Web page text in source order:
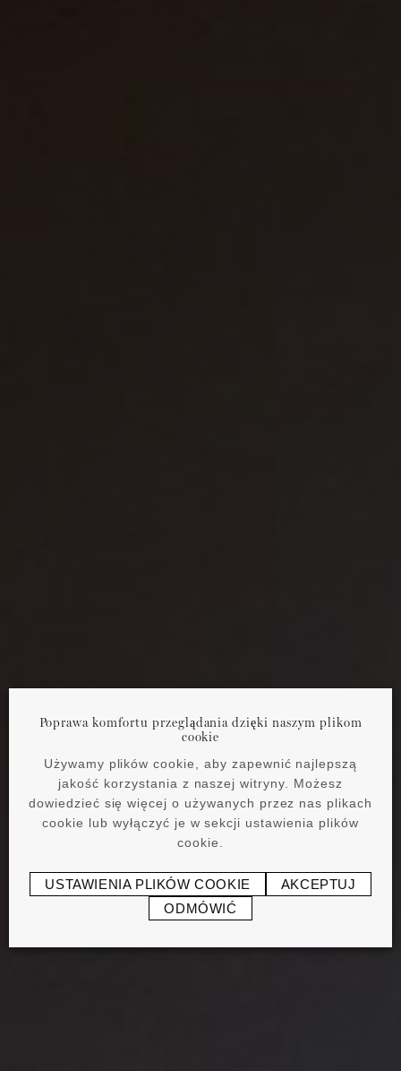
Poprawa komfortu przeglądania dzięki naszym plikom
cookie
Używamy plików cookie, aby zapewnić najlepszą
jakość korzystania z naszej witryny. Możesz
dowiedzieć się więcej o używanych przez nas plikach
cookie lub wyłączyć je w sekcji ustawienia plików
cookie.
USTAWIENIA PLIKÓW COOKIE
AKCEPTUJ
ODMÓWIĆ